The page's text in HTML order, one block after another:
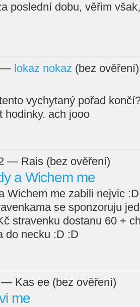
poslední dobu, věřim
— lokaz nokaz (bez ověření)
vychytaný pořad
hodinky. ach jooo
— Rais (bez ověření)
a Wichem me
Wichem me zabili nejvic
se sponzoruju
stravenku dostanu 60 +
do necku :D :D
Kas ee (bez ověření)
me